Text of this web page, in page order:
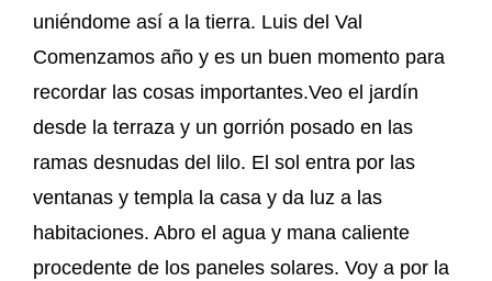
uniéndome así a la tierra. Luis del Val
Comenzamos año y es un buen momento para
recordar las cosas importantes.Veo el jardín
desde la terraza y un gorrión posado en las
ramas desnudas del lilo. El sol entra por las
ventanas y templa la casa y da luz a las
habitaciones. Abro el agua y mana caliente
procedente de los paneles solares. Voy a por la